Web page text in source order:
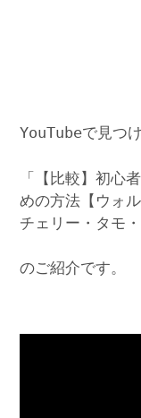
YouTubeで見つ
「【比較】初心
めの方法【ウォ
チェリー・タモ
のご紹介です。